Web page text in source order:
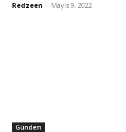
Redzeen - Mayıs 9, 2022
Gündem